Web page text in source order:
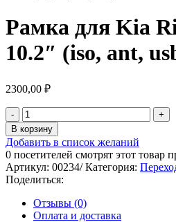
Рамка для Kia
10.2″ (iso, ant,
2300,00 ₽
В корзину
Добавить в список желаний
0 посетителей смотрят этот товар
Артикул: 00234/Категория:
Поделиться:
Отзывы (0)
Оплата и доставка